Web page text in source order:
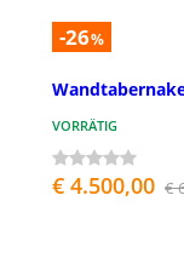
-26%
VORRÄTIG
€ 4.500,00 €